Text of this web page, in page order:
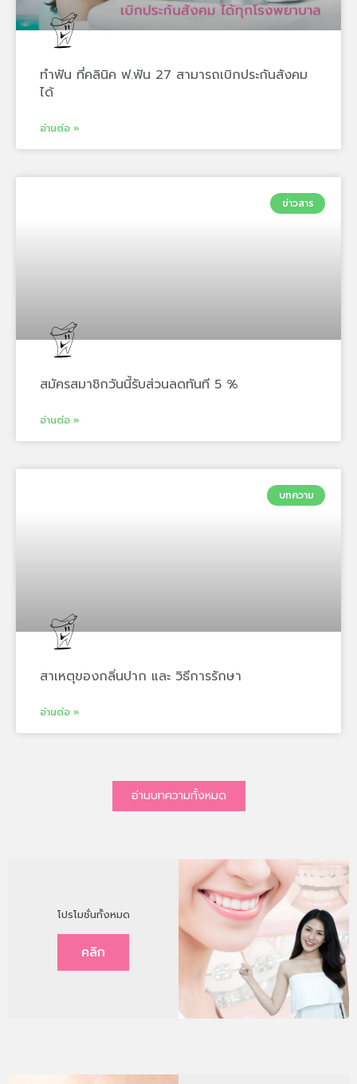
ทำฟัน ที่คลินิค ฟ.ฟัน 27 สามารถเบิกประกันสังคม
ได้
อ่านต่อ »
ข่าวสาร
สมัครสมาชิกวันนี้รับส่วนลดทันที 5 %
อ่านต่อ »
บทความ
สาเหตุของกลิ่นปาก และ วิธีการรักษา
อ่านต่อ »
อ่านบทความทั้งหมด
โปรโมชั่นทั้งหมด
คลิก